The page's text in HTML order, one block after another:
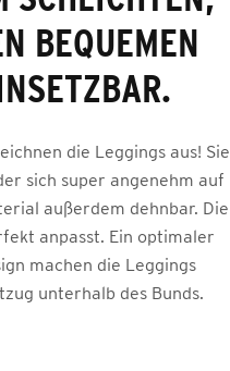
BEQUEMEN
die Leggings aus! Sie
sich super angenehm auf
außerdem dehnbar. Die
anpasst. Ein optimaler
machen die Leggings
unterhalb des Bunds.